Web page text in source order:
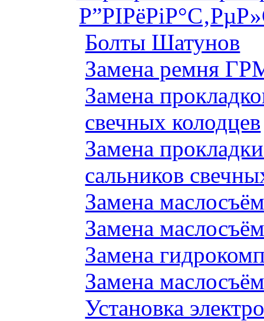
Болты Шатунов
Замена ремня
Замена
свечных колодцев
Замена
сальников
Замена
Замена
Замена
Замена
Установка